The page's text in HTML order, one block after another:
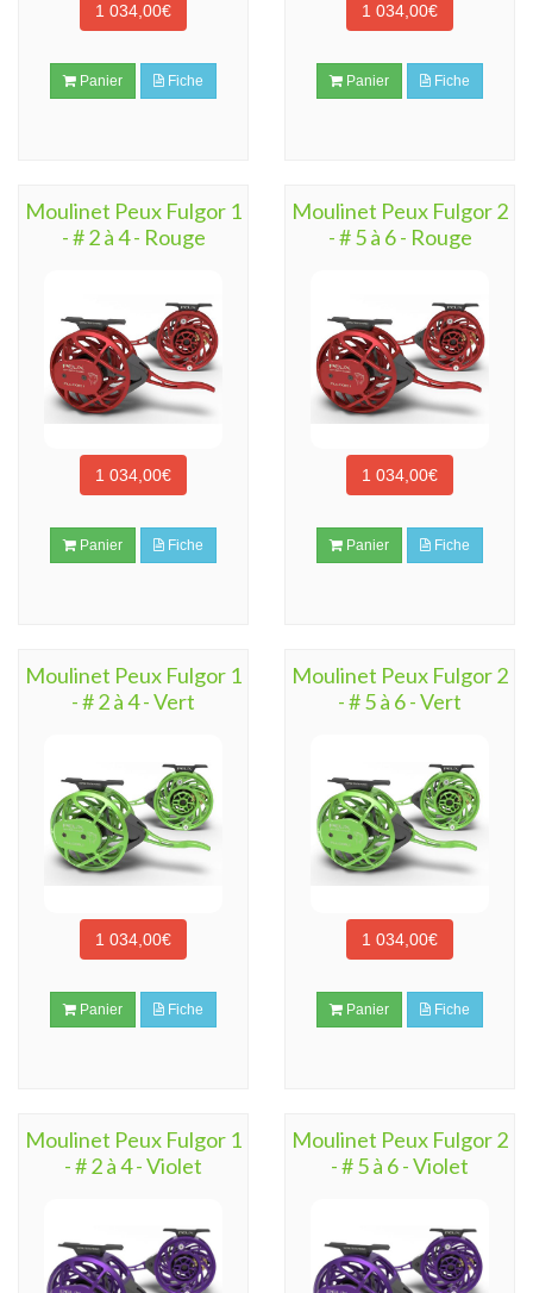
1 034,00€
Panier Fiche
1 034,00€
Panier Fiche
Moulinet Peux Fulgor 1
- # 2 à 4 - Rouge
1 034,00€
Panier Fiche
Moulinet Peux Fulgor 2
- # 5 à 6 - Rouge
1 034,00€
Panier Fiche
Moulinet Peux Fulgor 1
- # 2 à 4 - Vert
1 034,00€
Panier Fiche
Moulinet Peux Fulgor 2
- # 5 à 6 - Vert
1 034,00€
Panier Fiche
Moulinet Peux Fulgor 1
- # 2 à 4 - Violet
Moulinet Peux Fulgor 2
- # 5 à 6 - Violet